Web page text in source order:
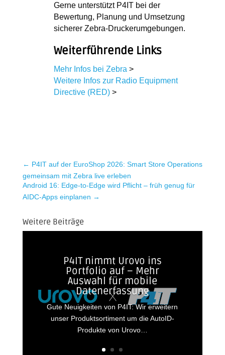
Gerne unterstützt P4IT bei der
Bewertung, Planung und Umsetzung
sicherer Zebra-Druckerumgebungen.
Weiterführende Links
Mehr Infos bei Zebra >
Weitere Infos zur Radio Equipment
Directive (RED)>
← P4IT auf der EuroShop 2026: Smart Store Operations
gemeinsam mit Zebra live erleben
Android 16: Edge-to-Edge wird Pflicht – früh genug für
AIDC-Apps einplanen →
Weitere Beiträge
P4IT nimmt Urovo ins
Portfolio auf – Mehr
Auswahl für mobile
Datenerfassung
Gute Neuigkeiten von P4IT: Wir erweitern
unser Produktsortiment um die AutoID-
Produkte von Urovo…